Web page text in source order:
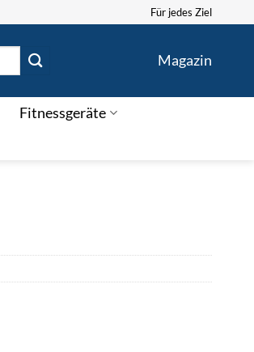
Für jedes Ziel
Magazin
Fitnessgeräte